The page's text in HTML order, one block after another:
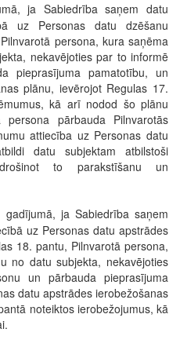
ja Sabiedrība saņem datu
uz Personas datu dzēšanu
persona, kura saņēma
nekavējoties par to informē
pieprasījuma pamatotību, un
plānu, ievērojot Regulas 17.
kā arī nodod šo plānu
pārbauda Pilnvarotās
attiecība uz Personas datu
datu subjektam atbilstoši
to parakstīšanu un
gadījumā, ja Sabiedrība saņem
uz Personas datu apstrādes
18. pantu, Pilnvarotā persona,
no datu subjekta, nekavējoties
un pārbauda pieprasījuma
datu apstrādes ierobežošanas
noteiktos ierobežojumus, kā